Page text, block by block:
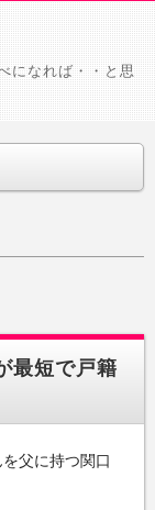
になれば・・と思
最短で戸籍
父に持つ関口